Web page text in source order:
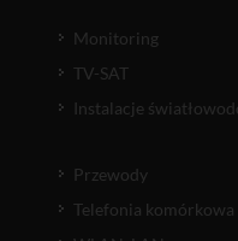
Monitoring
TV-SAT
Instalacje
Przewody
Telefonia komórkowa